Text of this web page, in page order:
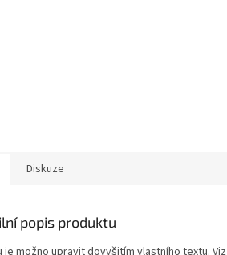
Diskuze
popis produktu